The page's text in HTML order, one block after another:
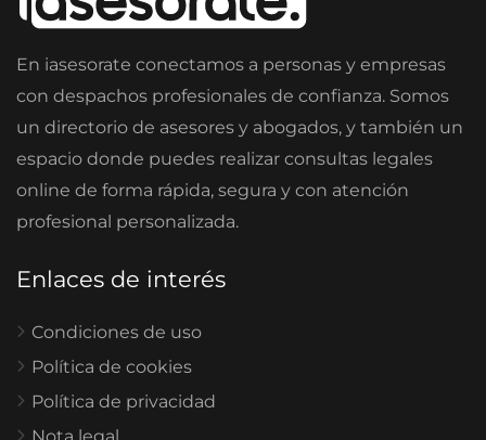
En iasesorate conectamos a personas y empresas
con despachos profesionales de confianza. Somos
un directorio de asesores y abogados, y también un
espacio donde puedes realizar consultas legales
online de forma rápida, segura y con atención
profesional personalizada.
Enlaces de interés
Condiciones de uso
Política de cookies
Política de privacidad
Nota legal